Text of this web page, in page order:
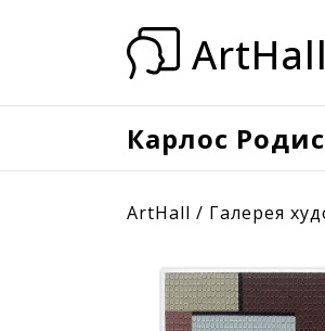
ArtHall
Карлос
ArtHall / Галерея